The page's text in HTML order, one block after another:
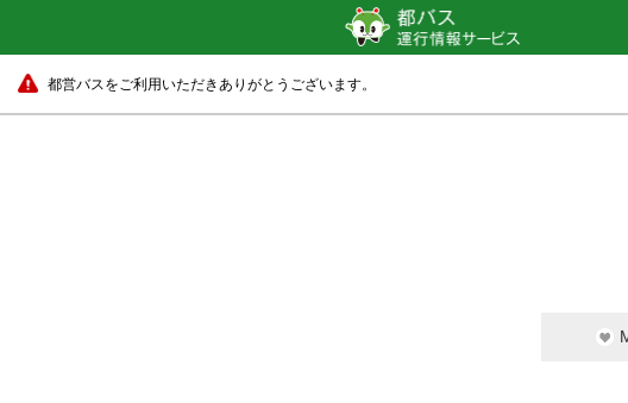
都営バスをご利用いただきありがとうございます。